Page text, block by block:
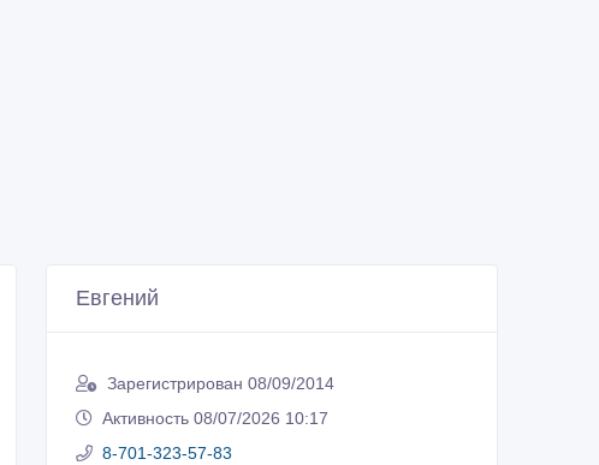
Евгений
Зарегистрирован 08/09/2014
Активность 08/07/2026 10:17
8-701-323-57-83